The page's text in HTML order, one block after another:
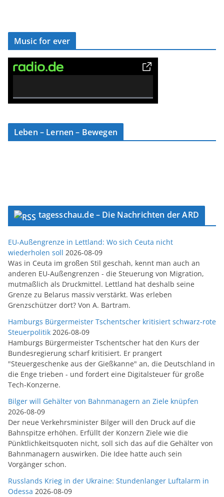
Music for ever
0% Complete
Leben – Lernen – Bewegen
tagesschau.de – Die Nachrichten der ARD
EU-Außengrenze in Lettland: Wo sich Ceuta nicht
wiederholen soll 2026-08-09
Was in Ceuta im großen Stil geschah, kennt man auch an
anderen EU-Außengrenzen - die Steuerung von Migration,
mutmaßlich als Druckmittel. Lettland hat deshalb seine
Grenze zu Belarus massiv verstärkt. Was erleben
Grenzschützer dort? Von A. Bartram.
Hamburgs Bürgermeister Tschentscher kritisiert schwarz-rote
Steuerpolitik 2026-08-09
Hamburgs Bürgermeister Tschentscher hat den Kurs der
Bundesregierung scharf kritisiert. Er prangert
"Steuergeschenke aus der Gießkanne" an, die Deutschland in
die Enge trieben - und fordert eine Digitalsteuer für große
Tech-Konzerne.
Bilger will Gehälter von Bahnmanagern an Ziele knüpfen
2026-08-09
Der neue Verkehrsminister Bilger will den Druck auf die
Bahnspitze erhöhen. Erfüllt der Konzern Ziele wie die
Pünktlichkeitsquoten nicht, soll sich das auf die Gehälter von
Bahnmanagern auswirken. Die Idee hatte auch sein
Vorgänger schon.
Russlands Krieg in der Ukraine: Stundenlanger Luftalarm in
Odessa 2026-08-09